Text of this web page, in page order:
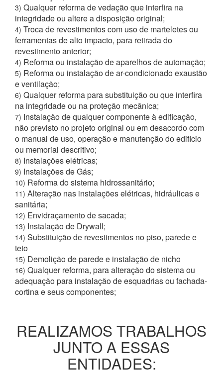
3) Qualquer reforma de vedação que interfira na
integridade ou altere a disposição original;
4) Troca de revestimentos com uso de marteletes ou
ferramentas de alto impacto, para retirada do
revestimento anterior;
4) Reforma ou instalação de aparelhos de automação;
5) Reforma ou instalação de ar-condicionado exaustão
e ventilação;
6) Qualquer reforma para substituição ou que interfira
na integridade ou na proteção mecânica;
7) Instalação de qualquer componente à edificação,
não previsto no projeto original ou em desacordo com
o manual de uso, operação e manutenção do edifício
ou memorial descritivo;
8) Instalações elétricas;
9) Instalações de Gás;
10) Reforma do sistema hidrossanitário;
11) Alteração nas instalações elétricas, hidráulicas e
sanitária;
12) Envidraçamento de sacada;
13) Instalação de Drywall;
14) Substituição de revestimentos no piso, parede e
teto
15) Demolição de parede e instalação de nicho
16) Qualquer reforma, para alteração do sistema ou
adequação para instalação de esquadrias ou fachada-
cortina e seus componentes;
REALIZAMOS TRABALHOS
JUNTO A ESSAS
ENTIDADES: